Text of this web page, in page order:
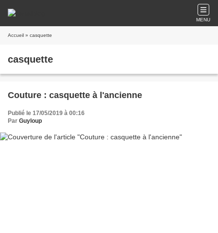
MENU
Accueil » casquette
casquette
Couture : casquette à l'ancienne
Publié le 17/05/2019 à 00:16
Par Guyloup